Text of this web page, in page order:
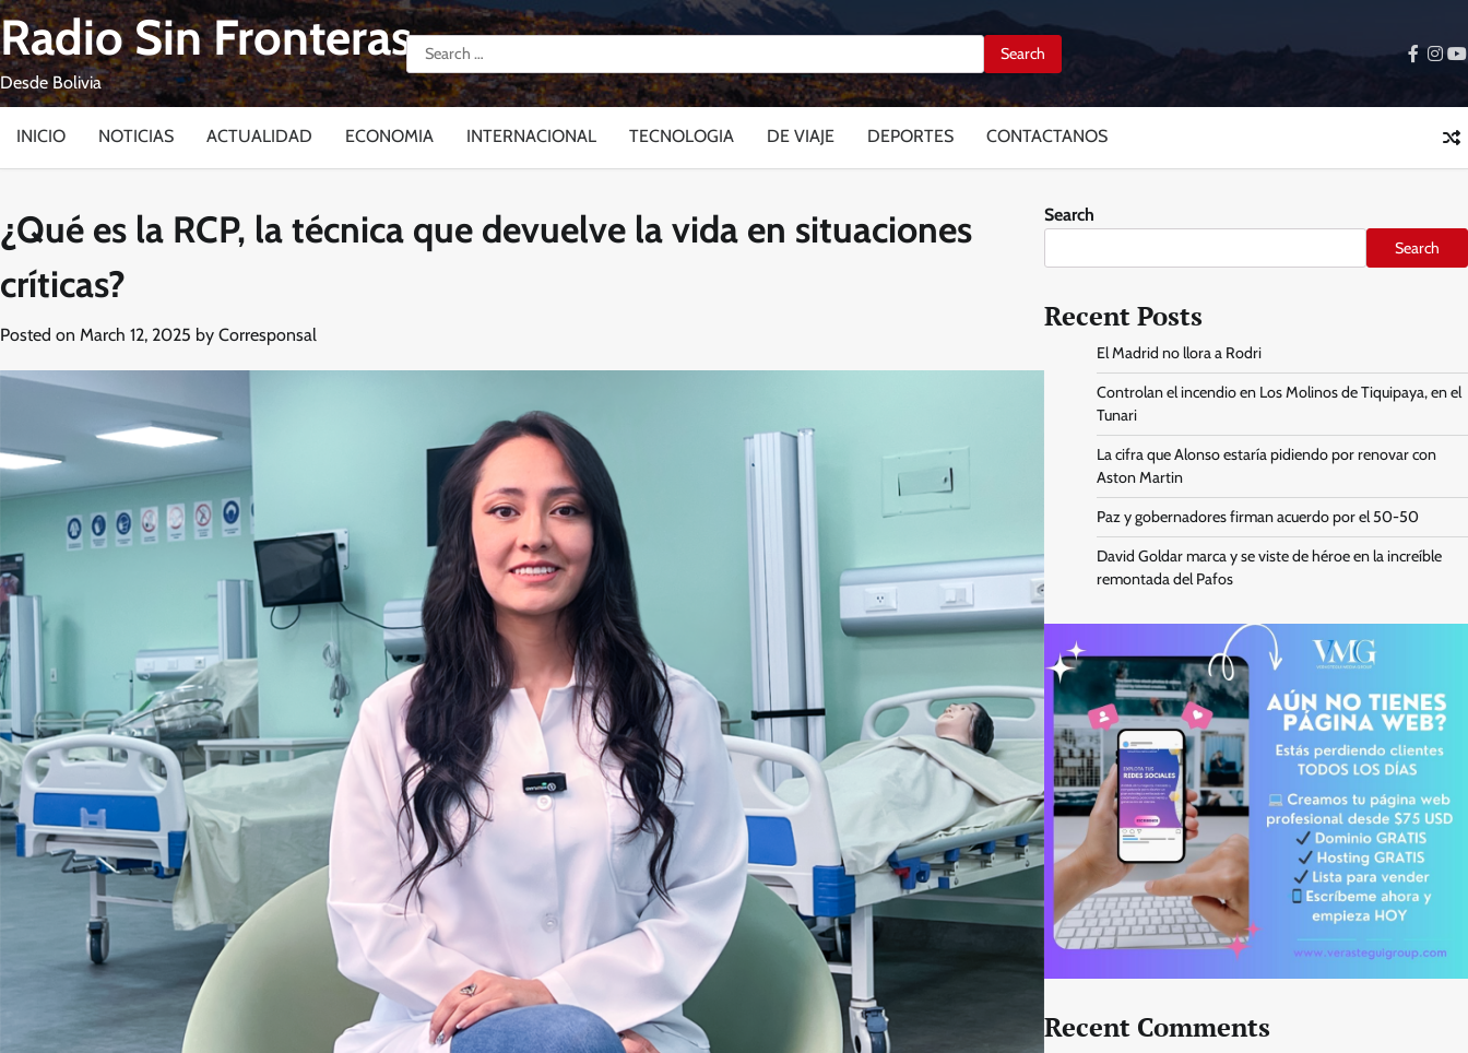
Skip
to
content
Radio Sin Fronteras
Desde Bolivia
Search
for:
INICIO NOTICIAS ACTUALIDAD ECONOMIA INTERNACIONAL TECNOLOGIA DE VIAJE DEPORTES CONTACTANOS
¿Qué es la RCP, la técnica que devuelve la vida en situaciones
críticas?
Posted on March 12, 2025 by Corresponsal
Search
Search
Recent Posts
El Madrid no llora a Rodri
Controlan el incendio en Los Molinos de Tiquipaya, en el
Tunari
La cifra que Alonso estaría pidiendo por renovar con
Aston Martin
Paz y gobernadores firman acuerdo por el 50-50
David Goldar marca y se viste de héroe en la increíble
remontada del Pafos
Recent Comments